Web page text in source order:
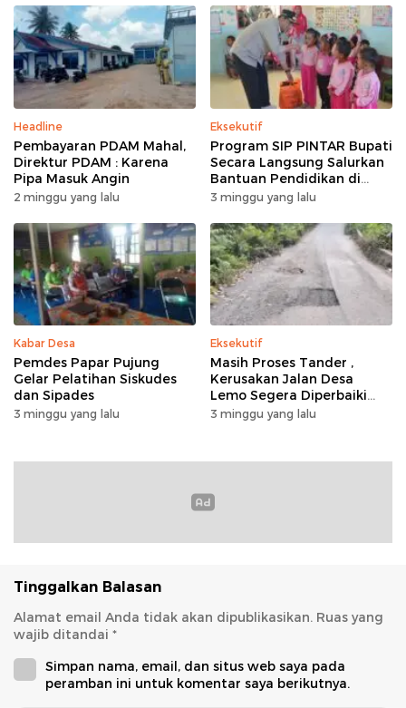
Headline
Pembayaran PDAM Mahal,
Direktur PDAM : Karena
Pipa Masuk Angin
2 minggu yang lalu
Eksekutif
Program SIP PINTAR Bupati
Secara Langsung Salurkan
Bantuan Pendidikan di
Desa Mampuak ll
3 minggu yang lalu
Kabar Desa
Pemdes Papar Pujung
Gelar Pelatihan Siskudes
dan Sipades
3 minggu yang lalu
Eksekutif
Masih Proses Tander ,
Kerusakan Jalan Desa
Lemo Segera Diperbaiki
Tahun Ini
3 minggu yang lalu
Tinggalkan Balasan
Alamat email Anda tidak akan dipublikasikan. Ruas yang
wajib ditandai *
Simpan nama, email, dan situs web saya pada
peramban ini untuk komentar saya berikutnya.